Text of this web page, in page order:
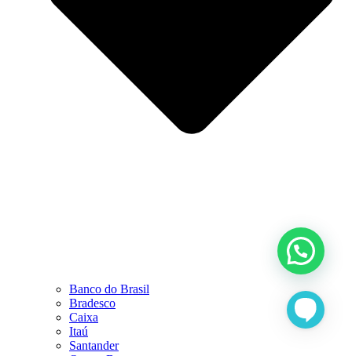
Banco do Brasil
Bradesco
Caixa
Itaú
Santander